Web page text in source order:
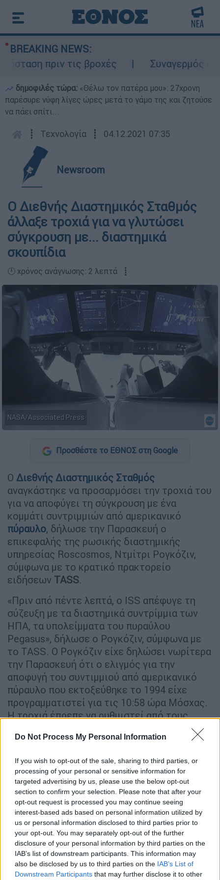
Do Not Process My Personal Information
If you wish to opt-out of the sale, sharing to third parties, or
processing of your personal or sensitive information for
targeted advertising by us, please use the below opt-out
section to confirm your selection. Please note that after your
opt-out request is processed you may continue seeing
interest-based ads based on personal information utilized by
us or personal information disclosed to third parties prior to
your opt-out. You may separately opt-out of the further
disclosure of your personal information by third parties on the
IAB’s list of downstream participants. This information may
also be disclosed by us to third parties on the IAB’s List of
Downstream Participants that may further disclose it to other
BREAKING NEWS:
πριν τις βροχές
Συναγερμός στον
δημοφιλές τώρα: «Θέλω τον πατέρα μου»: 27χρονη
παρέσυρε νύφη λίγες ώρες μετά το γάμο της και ζητούσε
να πάει σπίτι...
┋ Τεχνολογία ┋ 04.12.2021 07:35
Newsroom
Ο Διεθνής Διαστημικός Σταθμός
άλλαξε τροχιά για να γλυτώσει
σύγκρουση με... διαστημικά
σκουπίδια
🕛 χρόνος ανάγνωσης: 2 λεπτά ┋
NASA/Associated Press
Προσθέστε το ΕΘΝΟΣ στη Google
Ο Διεθνής Διαστημικός Σταθμός
αναγκάστηκε να προσαρμόσει την τροχιά του
για να αποφύγει τη σύγκρουση με ένα
κομμάτι συντριμμιών από αμερικανικό
πύραυλο, δήλωσε την Παρασκευή ο
επικεφαλής της ρωσικής διαστημικής
υπηρεσίας Roscosmos, Ντμίτρι Ρογκόζιν,
σύμφωνα με το κρατικό πρακτορείο
ειδήσεων TASS.
«Πριν από πέντε λεπτά, ο ISS απέφυγε τη
σύζευξη με τα διαστημικά συντρίμμια των
ΗΠΑ, τα υπολείμματα του πυραύλου
Pegasus», δήλωσε ο Ρογκόζιν, σύμφωνα με
το TASS. Ο Ρογκόζιν είχε δηλώσει νωρίτερα
την Παρασκευή ότι ο ελιγμός για την
αποφυγή του συντιμμιού από αμερικανικό
πύραυλο που εκτοξεύθηκε το 1994 είχε
προγραμματιστεί για τις 10:58 ώρα Μόσχας.
Η τροχιά έπρεπε να ρυθμιστεί από τους
προωθητήρες του διαστημικού φορτηγού
Progress MS-18, το οποίο είναι
Νωρίτερα αυτή την εβδομάδα, ηNASA
ανέβαλε έναν διαστημικό περίπατο, ο οποίος
είχε αρχικά προγραμματιστεί για την Τρίτη,
αφού έλαβε προειδοποίηση για διαστημικά
συντρίμμια για τον Διεθνή Διαστημικό
Σταθμό. Λίγες ώρες προτού οι αστροναύτες
επιχειρήσουν να βγουν από τον ISS, η
υπηρεσία ανέφερε στον λογαριασμό της στο
Twitter ότι «λόγω της έλλειψης ευκαιρίας να